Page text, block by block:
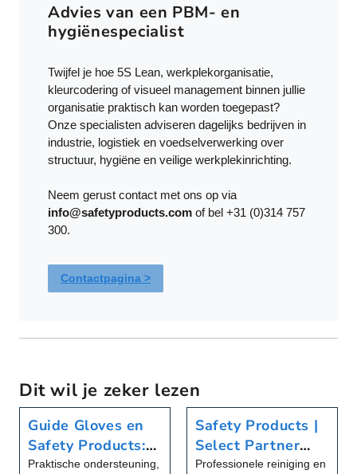
Advies van een PBM- en
hygiënespecialist
Twijfel je hoe 5S Lean, werkplekorganisatie,
kleurcodering of visueel management binnen jullie
organisatie praktisch kan worden toegepast?
Onze specialisten adviseren dagelijks bedrijven in
industrie, logistiek en voedselverwerking over
structuur, hygiëne en veilige werkplekinrichting.
Neem gerust contact met ons op via
info@safetyproducts.com of bel +31 (0)314 757
300.
Contactpagina >
Dit wil je zeker lezen
Guide Gloves en
Safety Products:
samen sterk in
Praktische ondersteuning,
Safety Products |
Select Partner
van Christeyns
Professionele reiniging en